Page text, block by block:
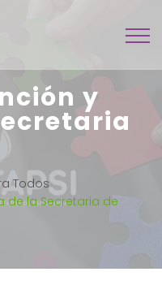
y
Todos
de la Secretaria de